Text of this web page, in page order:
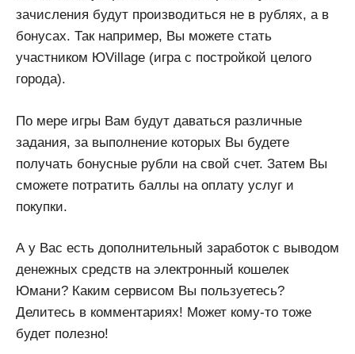
зачисления будут производиться не в рублях, а в
бонусах. Так например, Вы можете стать
участником ЮVillage (игра с постройкой целого
города).
По мере игры Вам будут даваться различные
задания, за выполнение которых Вы будете
получать бонусные рубли на свой счет. Затем Вы
сможете потратить баллы на оплату услуг и
покупки.
А у Вас есть дополнительный заработок с выводом
денежных средств на электронный кошелек
Юмани? Каким сервисом Вы пользуетесь?
Делитесь в комментариях! Может кому-то тоже
будет полезно!